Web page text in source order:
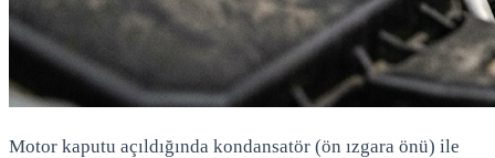
Motor kaputu açıldığında kondansatör (ön ızgara önü) ile